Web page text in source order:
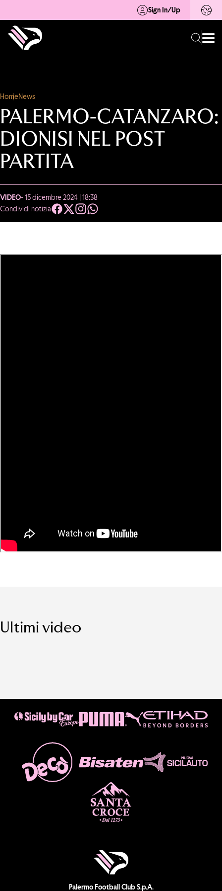
Sign In/Up
HomeNews
PALERMO-CATANZARO:
DIONISI NEL POST
PARTITA
VIDEO- 15 dicembre 2024 | 18:38
Condividi notizia
Ultimi video
Palermo Football Club S.p.A.